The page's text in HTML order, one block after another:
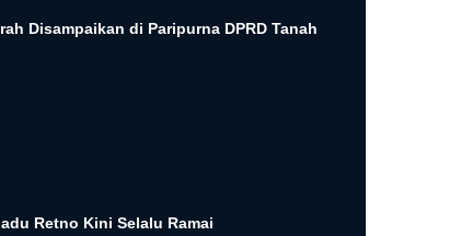
Disampaikan di Paripurna DPRD Tanah
Retno Kini Selalu Ramai